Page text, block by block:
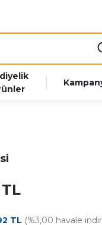
TL (%3,00 havale